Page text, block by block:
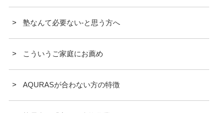
塾なんて必要ない-と思う方へ
こういうご家庭にお薦め
AQURASが合わない方の特徴